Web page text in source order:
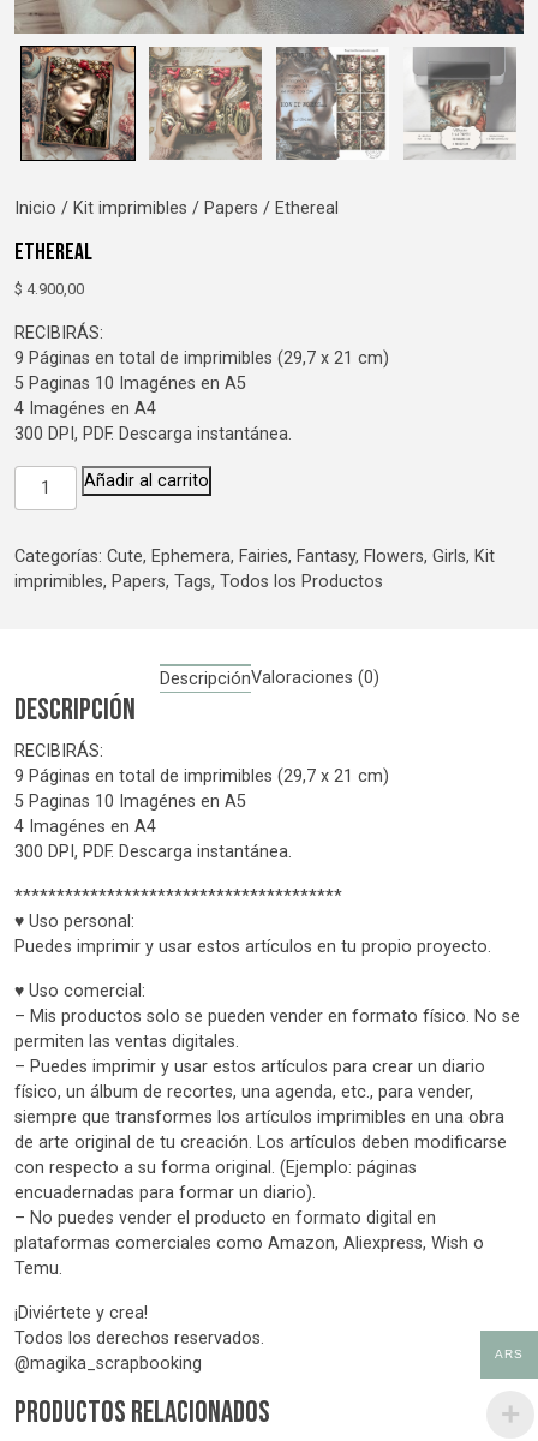
Inicio / Kit imprimibles / Papers / Ethereal
Ethereal
$ 4.900,00
RECIBIRÁS:
9 Páginas en total de imprimibles (29,7 x 21 cm)
5 Paginas 10 Imagénes en A5
4 Imagénes en A4
300 DPI, PDF. Descarga instantánea.
Ethereal
Añadir al carrito
Categorías: Cute, Ephemera, Fairies, Fantasy, Flowers, Girls, Kit
imprimibles, Papers, Tags, Todos los Productos
DescripciónValoraciones (0)
Descripción
RECIBIRÁS:
9 Páginas en total de imprimibles (29,7 x 21 cm)
5 Paginas 10 Imagénes en A5
4 Imagénes en A4
300 DPI, PDF. Descarga instantánea.
***************************************
♥ Uso personal:
Puedes imprimir y usar estos artículos en tu propio proyecto.
♥ Uso comercial:
– Mis productos solo se pueden vender en formato físico. No se
permiten las ventas digitales.
– Puedes imprimir y usar estos artículos para crear un diario
físico, un álbum de recortes, una agenda, etc., para vender,
siempre que transformes los artículos imprimibles en una obra
de arte original de tu creación. Los artículos deben modificarse
con respecto a su forma original. (Ejemplo: páginas
encuadernadas para formar un diario).
– No puedes vender el producto en formato digital en
plataformas comerciales como Amazon, Aliexpress, Wish o
Temu.
¡Diviértete y crea!
Todos los derechos reservados.
@magika_scrapbooking
Productos relacionados
ARS